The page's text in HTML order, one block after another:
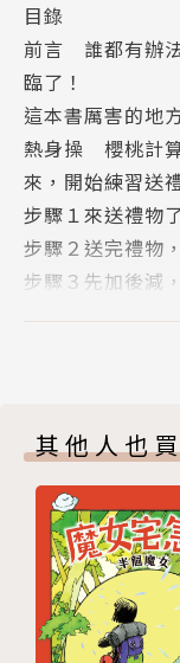
V同時擁有鍛鍊
從11×11到
當他人剛拿起紙
作者自創的「送
學會，心算秒答
★有效提升學習
如果一打開書就
低，甚至放棄數
顯易懂的小步驟
成就感，並因為
‧全書注音標示
‧內頁以有助於
「算術，原來
當孩子樂此不疲
忍不住試一試
目錄
前言 誰都有辦
臨了！
這本書厲害的地
熱身操 櫻桃計
來，開始練習送
步驟１來送禮物
步驟２送完禮物
步驟３先加後減
步驟５結合步驟
步驟７減少方框
步驟８成為送禮
專欄①自己的孩
10題送禮運算
10題送禮運算
10題送禮運算
10題送禮運算
其他人也